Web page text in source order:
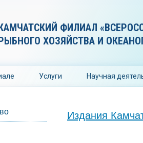
ФИЛИАЛ
ХОЗЯЙСТВА И
Услуги Научная
Издания